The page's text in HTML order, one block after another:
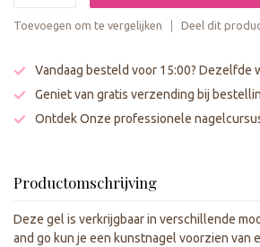
Toevoegen om te vergelijken Deel dit
Vandaag besteld voor 15:00? Dezelfde
Geniet van gratis verzending bij
Ontdek Onze professionele
Productomschrijving
Deze gel is verkrijgbaar in verschillende
and go kun je een kunstnagel voorzien van